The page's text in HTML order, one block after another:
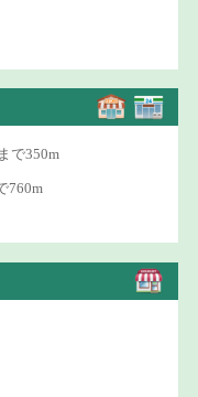
まで350m
760m